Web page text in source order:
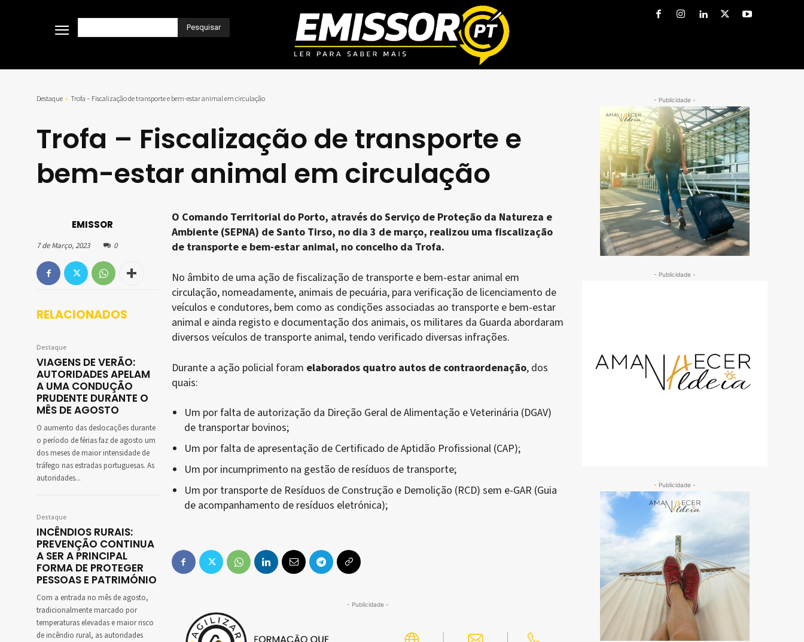
Pesquisar
Destaque Trofa – Fiscalização de transporte e bem-estar animal em circulação
Trofa – Fiscalização de transporte e
bem-estar animal em circulação
EMISSOR
7 de Março, 2023 0
RELACIONADOS
Destaque
VIAGENS DE VERÃO:
AUTORIDADES APELAM
A UMA CONDUÇÃO
PRUDENTE DURANTE O
MÊS DE AGOSTO
O aumento das deslocações durante
o período de férias faz de agosto um
dos meses de maior intensidade de
tráfego nas estradas portuguesas. As
autoridades...
Destaque
INCÊNDIOS RURAIS:
PREVENÇÃO CONTINUA
A SER A PRINCIPAL
FORMA DE PROTEGER
PESSOAS E PATRIMÓNIO
Com a entrada no mês de agosto,
tradicionalmente marcado por
temperaturas elevadas e maior risco
de incêndio rural, as autoridades
O Comando Territorial do Porto, através do Serviço de Proteção da Natureza e
Ambiente (SEPNA) de Santo Tirso, no dia 3 de março, realizou uma fiscalização
de transporte e bem-estar animal, no concelho da Trofa.
No âmbito de uma ação de fiscalização de transporte e bem-estar animal em
circulação, nomeadamente, animais de pecuária, para verificação de licenciamento de
veículos e condutores, bem como as condições associadas ao transporte e bem-estar
animal e ainda registo e documentação dos animais, os militares da Guarda abordaram
diversos veículos de transporte animal, tendo verificado diversas infrações.
Durante a ação policial foram elaborados quatro autos de contraordenação, dos
quais:
Um por falta de autorização da Direção Geral de Alimentação e Veterinária (DGAV)
de transportar bovinos;
Um por falta de apresentação de Certificado de Aptidão Profissional (CAP);
Um por incumprimento na gestão de resíduos de transporte;
Um por transporte de Resíduos de Construção e Demolição (RCD) sem e-GAR (Guia
de acompanhamento de resíduos eletrónica);
- Publicidade -
- Publicidade -
- Publicidade -
- Publicidade -